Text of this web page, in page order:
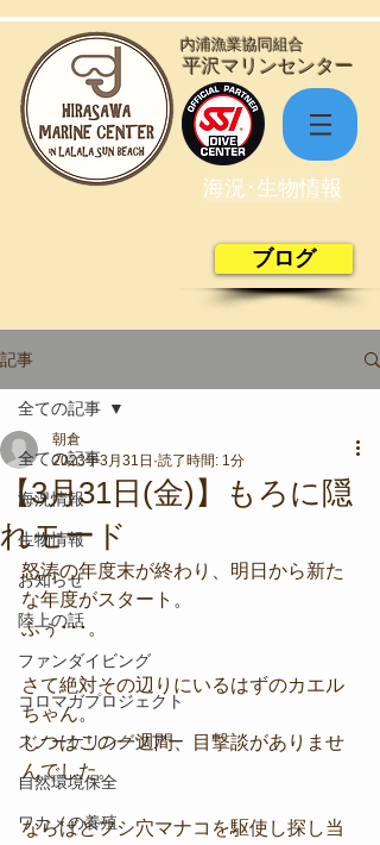
​平沢マリンセンター
​内浦漁業協同組合
海況･生物情報
ブログ
記事
全ての記事
海況情報
生物情報
お知らせ
陸上の話
ファンダイビング
コロマガプロジェクト
スノーケリングツアー
自然環境保全
ワカメの養殖
全ての記事
【3月31日(金)】もろに隠
れモード
朝倉
2023年3月31日 読了時間: 1分
怒涛の年度末が終わり、明日から新た
な年度がスタート。
ふぅ･･･。
さて絶対その辺りにいるはずのカエル
ちゃん。
じつはこの一週間、目撃談がありませ
んでした。
ならばとフシ穴マナコを駆使し探し当